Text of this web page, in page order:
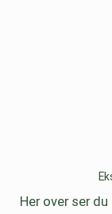
Her over ser